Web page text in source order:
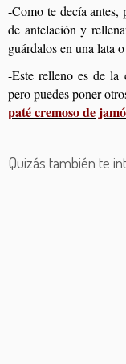
-Como te decía antes,
de antelación y
guárdalos en una lata
-Este relleno es de la
pero puedes poner
paté cremoso de
Quizás también te